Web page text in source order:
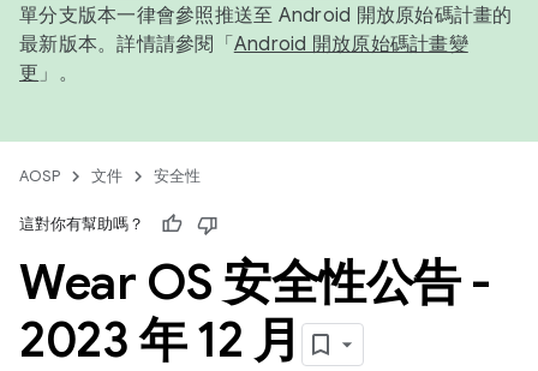
單分支版本一律會參照推送至 Android 開放原始碼計畫的
最新版本。詳情請參閱「 Android 開放原始碼計畫變
更 」。
AOSP 文件 安全性
這對你有幫助嗎？
Wear OS 安全性公告 -
2023 年 12 月